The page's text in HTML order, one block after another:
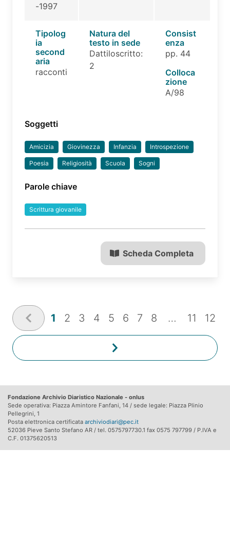
-1997
Tipolog
ia
second
aria
racconti
Natura del
testo in sede
Dattiloscritto:
2
Consist
enza
pp. 44
Colloca
zione
A/98
Soggetti
Amicizia Giovinezza Infanzia Introspezione
Poesia Religiosità Scuola Sogni
Parole chiave
Scrittura giovanile
Scheda Completa
1 2 3 4 5 6 7 8 … 11 12
Fondazione Archivio Diaristico Nazionale - onlus
Sede operativa: Piazza Amintore Fanfani, 14 / sede legale: Piazza Plinio
Pellegrini, 1
Posta elettronica certificata archiviodiari@pec.it
52036 Pieve Santo Stefano AR / tel. 0575797730.1 fax 0575 797799 / P.IVA e
C.F. 01375620513